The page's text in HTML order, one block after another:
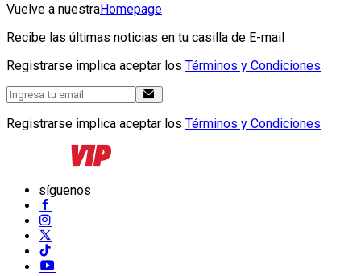
Vuelve a nuestraHomepage
Recibe las últimas noticias en tu casilla de E-mail
Registrarse implica aceptar los Términos y Condiciones
Registrarse implica aceptar los Términos y Condiciones
síguenos